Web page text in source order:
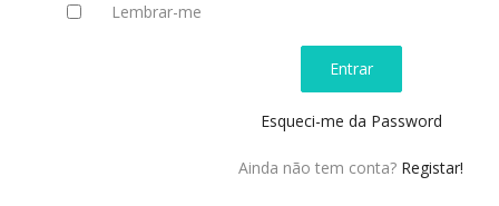
Lembrar-me
Entrar
Esqueci-me da Password
Ainda não tem conta? Registar!